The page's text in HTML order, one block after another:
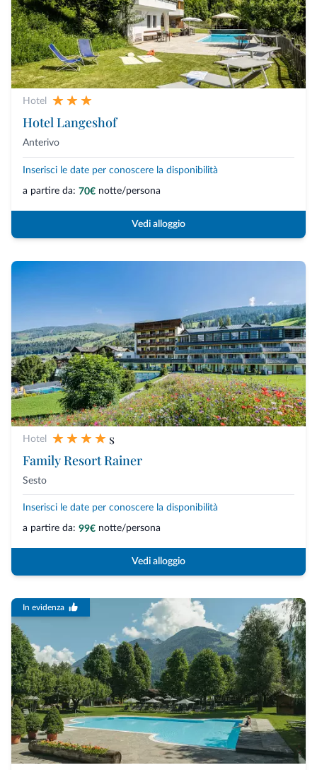
Hotel
Hotel Langeshof
Anterivo
Inserisci le date per conoscere la disponibilità
a partire da: 70€ notte/persona
Vedi alloggio
Hotel
s
Family Resort Rainer
Sesto
Inserisci le date per conoscere la disponibilità
a partire da: 99€ notte/persona
Vedi alloggio
In evidenza